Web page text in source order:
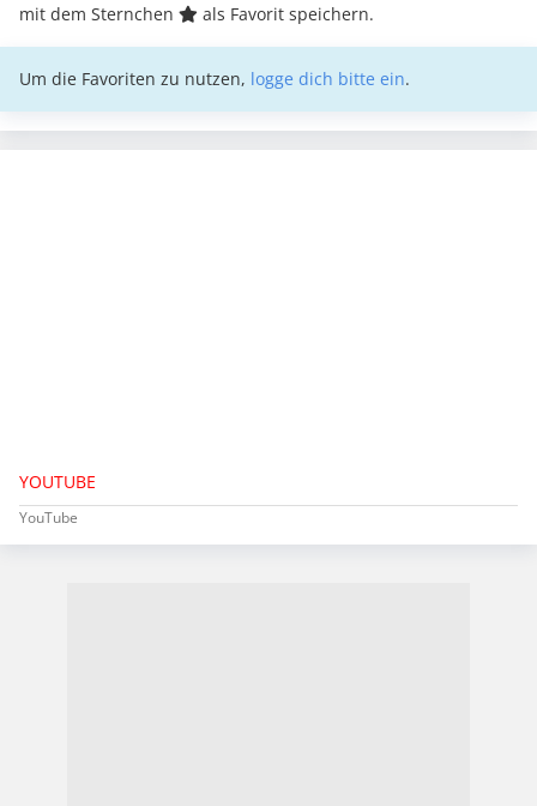
mit dem Sternchen
als Favorit speichern.
Um die Favoriten zu nutzen, logge dich bitte ein.
YOUTUBE
YouTube